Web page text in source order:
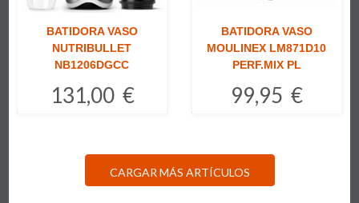
BATIDORA VASO
NUTRIBULLET
NB1206DGCC
131,00 €
BATIDORA VASO
MOULINEX LM871D10
PERF.MIX PL
99,95 €
CARGAR MÁS ARTÍCULOS